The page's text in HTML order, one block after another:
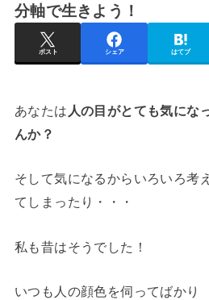
分軸で生きよう！
ポスト シェア はてブ
あなたは 人の目がとても気にな
んか？
そして気になるからいろいろ考
てしまったり・・・
私も昔はそうでした！
いつも人の顔色を伺ってばかり